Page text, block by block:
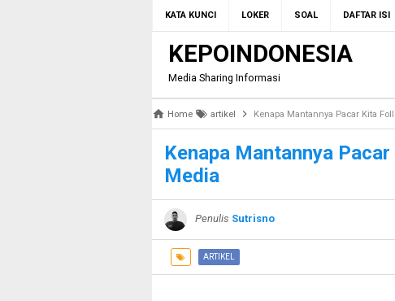
KATA KUNCI LOKER SOAL DAFTAR ISI
KEPOINDONESIA
Media Sharing Informasi
Home artikel Kenapa Mantannya Pacar Kita
Kenapa Mantannya
Media
Penulis Sutrisno
ARTIKEL